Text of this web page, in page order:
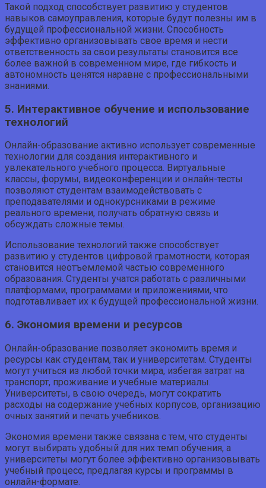
Такой подход способствует развитию у студентов
навыков самоуправления, которые будут полезны им в
будущей профессиональной жизни. Способность
эффективно организовывать свое время и нести
ответственность за свои результаты становится все
более важной в современном мире, где гибкость и
автономность ценятся наравне с профессиональными
знаниями.
5. Интерактивное обучение и использование
технологий
Онлайн-образование активно использует современные
технологии для создания интерактивного и
увлекательного учебного процесса. Виртуальные
классы, форумы, видеоконференции и онлайн-тесты
позволяют студентам взаимодействовать с
преподавателями и однокурсниками в режиме
реального времени, получать обратную связь и
обсуждать сложные темы.
Использование технологий также способствует
развитию у студентов цифровой грамотности, которая
становится неотъемлемой частью современного
образования. Студенты учатся работать с различными
платформами, программами и приложениями, что
подготавливает их к будущей профессиональной жизни.
6. Экономия времени и ресурсов
Онлайн-образование позволяет экономить время и
ресурсы как студентам, так и университетам. Студенты
могут учиться из любой точки мира, избегая затрат на
транспорт, проживание и учебные материалы.
Университеты, в свою очередь, могут сократить
расходы на содержание учебных корпусов, организацию
очных занятий и печать учебников.
Экономия времени также связана с тем, что студенты
могут выбирать удобный для них темп обучения, а
университеты могут более эффективно организовывать
учебный процесс, предлагая курсы и программы в
онлайн-формате.